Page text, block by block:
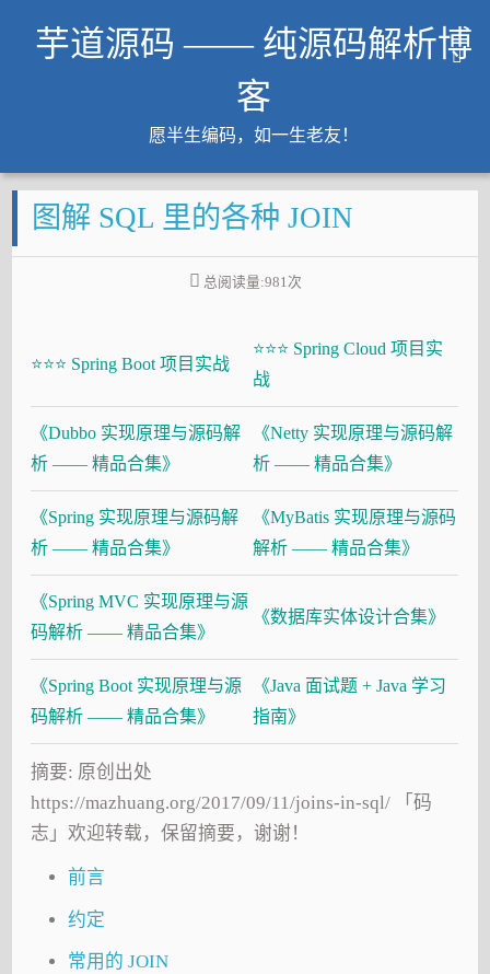
芋道源码 —— 纯源码解析博
客
愿半生编码，如一生老友！
文章
知识星球
Github
友链
大厂面试必备
Java 超神之路
图解 SQL 里的各种 JOIN
总阅读量:981次
⭐⭐⭐ Spring Boot 项目实战
⭐⭐⭐ Spring Cloud 项目实
战
《Dubbo 实现原理与源码解
析 —— 精品合集》
《Netty 实现原理与源码解
析 —— 精品合集》
《Spring 实现原理与源码解
析 —— 精品合集》
《MyBatis 实现原理与源码
解析 —— 精品合集》
《Spring MVC 实现原理与源
码解析 —— 精品合集》
《数据库实体设计合集》
《Spring Boot 实现原理与源
码解析 —— 精品合集》
《Java 面试题 + Java 学习
指南》
摘要: 原创出处
https://mazhuang.org/2017/09/11/joins-in-sql/ 「码
志」欢迎转载，保留摘要，谢谢！
前言
约定
常用的 JOIN